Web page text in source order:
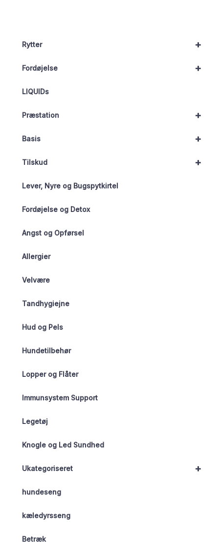
+
Rytter
+
Fordøjelse
LIQUIDs
+
Præstation
+
Basis
+
Tilskud
Lever, Nyre og Bugspytkirtel
Fordøjelse og Detox
Angst og Opførsel
Allergier
Velvære
Tandhygiejne
Hud og Pels
Hundetilbehør
Lopper og Flåter
Immunsystem Support
Legetøj
Knogle og Led Sundhed
+
Ukategoriseret
hundeseng
kæledyrsseng
Betræk